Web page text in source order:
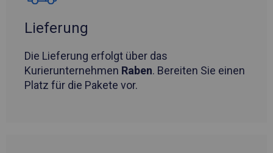
Lieferung
Die Lieferung erfolgt über das
Kurierunternehmen Raben. Bereiten Sie einen
Platz für die Pakete vor.